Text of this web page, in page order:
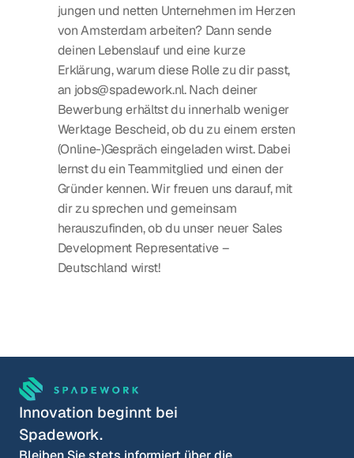
jungen und netten Unternehmen im Herzen
von Amsterdam arbeiten? Dann sende
deinen Lebenslauf und eine kurze
Erklärung, warum diese Rolle zu dir passt,
an jobs@spadework.nl. Nach deiner
Bewerbung erhältst du innerhalb weniger
Werktage Bescheid, ob du zu einem ersten
(Online-)Gespräch eingeladen wirst. Dabei
lernst du ein Teammitglied und einen der
Gründer kennen. Wir freuen uns darauf, mit
dir zu sprechen und gemeinsam
herauszufinden, ob du unser neuer Sales
Development Representative –
Deutschland wirst!
Innovation beginnt bei
Spadework.